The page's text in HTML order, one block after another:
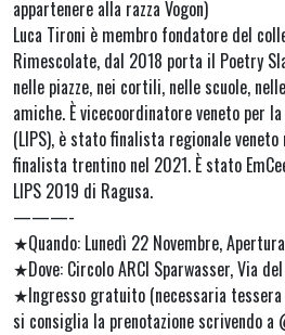
appartenere alla razza Vogon)
Luca Tironi è membro fondatore del
Rimescolate, dal 2018 porta il Poetry
nelle piazze, nei cortili, nelle scuole,
amiche. È vicecoordinatore veneto per
(LIPS), è stato finalista regionale
finalista trentino nel 2021. È stato
LIPS 2019 di Ragusa.
———-
★Quando: Lunedì 22 Novembre,
★Dove: Circolo ARCI Sparwasser, Via
★Ingresso gratuito (necessaria tessera
si consiglia la prenotazione scrivendo a